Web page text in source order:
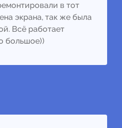
в тот
экрана, так же была
Всё работает
большое))